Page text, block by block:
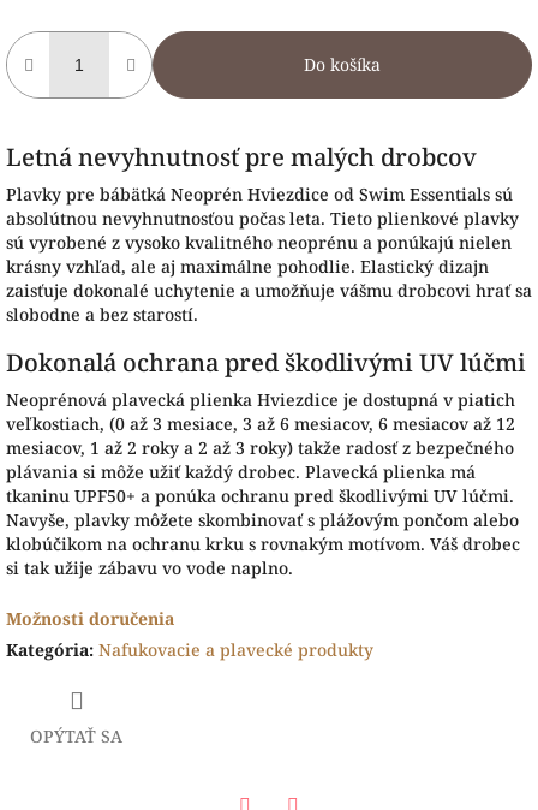
Do košíka
Letná nevyhnutnosť pre malých drobcov
Plavky pre bábätká Neoprén Hviezdice od Swim Essentials sú
absolútnou nevyhnutnosťou počas leta. Tieto plienkové plavky
sú vyrobené z vysoko kvalitného neoprénu a ponúkajú nielen
krásny vzhľad, ale aj maximálne pohodlie. Elastický dizajn
zaisťuje dokonalé uchytenie a umožňuje vášmu drobcovi hrať sa
slobodne a bez starostí.
Dokonalá ochrana pred škodlivými UV lúčmi
Neoprénová plavecká plienka Hviezdice je dostupná v piatich
veľkostiach, (0 až 3 mesiace, 3 až 6 mesiacov, 6 mesiacov až 12
mesiacov, 1 až 2 roky a 2 až 3 roky) takže radosť z bezpečného
plávania si môže užiť každý drobec. Plavecká plienka má
tkaninu UPF50+ a ponúka ochranu pred škodlivými UV lúčmi.
Navyše, plavky môžete skombinovať s plážovým pončom alebo
klobúčikom na ochranu krku s rovnakým motívom. Váš drobec
si tak užije zábavu vo vode naplno.
Možnosti doručenia
Kategória: Nafukovacie a plavecké produkty
OPÝTAŤ SA